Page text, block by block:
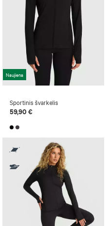
Naujiena
Sportinis švarkelis
59,90 €